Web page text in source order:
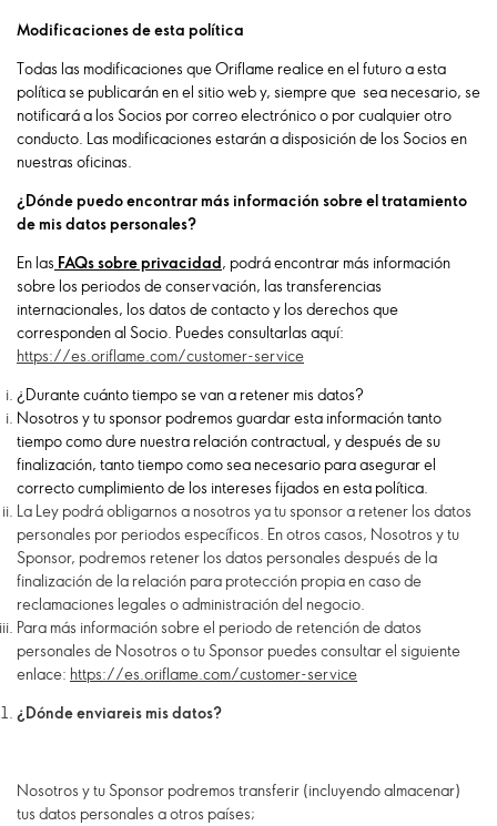
Modificaciones de esta política
Todas las modificaciones que Oriflame realice en el futuro a esta
política se publicarán en el sitio web y, siempre que sea necesario, se
notificará a los Socios por correo electrónico o por cualquier otro
conducto. Las modificaciones estarán a disposición de los Socios en
nuestras oficinas.
¿Dónde puedo encontrar más información sobre el tratamiento
de mis datos personales?
En las FAQs sobre privacidad, podrá encontrar más información
sobre los periodos de conservación, las transferencias
internacionales, los datos de contacto y los derechos que
corresponden al Socio. Puedes consultarlas aquí:
https://es.oriflame.com/customer-service
¿Durante cuánto tiempo se van a retener mis datos?
Nosotros y tu sponsor podremos guardar esta información tanto
tiempo como dure nuestra relación contractual, y después de su
finalización, tanto tiempo como sea necesario para asegurar el
correcto cumplimiento de los intereses fijados en esta política.
La Ley podrá obligarnos a nosotros ya tu sponsor a retener los datos
personales por periodos específicos. En otros casos, Nosotros y tu
Sponsor, podremos retener los datos personales después de la
finalización de la relación para protección propia en caso de
reclamaciones legales o administración del negocio.
Para más información sobre el periodo de retención de datos
personales de Nosotros o tu Sponsor puedes consultar el siguiente
enlace: https://es.oriflame.com/customer-service
¿Dóndeenviareis mis datos?
Nosotros y tu Sponsor podremos transferir (incluyendo almacenar)
tus datos personales a otros países;